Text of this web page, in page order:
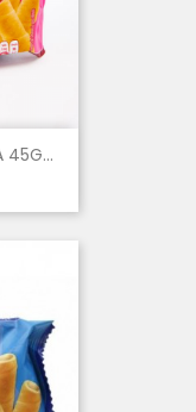
45G...